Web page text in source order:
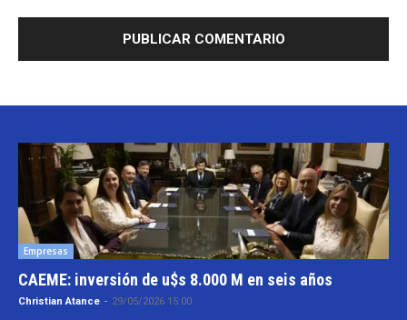
Empresas
CAEME: inversión de u$s 8.000 M en seis años
Christian Atance - 29/05/2026 15:00